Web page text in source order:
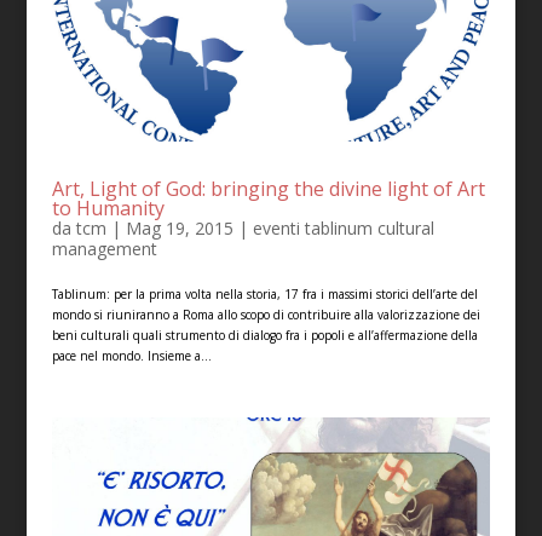
Art, Light of God: bringing the divine light of Art
to Humanity
datcm | Mag 19, 2015 | eventi tablinum cultural
management
Tablinum: per la prima volta nella storia, 17 fra i massimi storici dell’arte del
mondo si riuniranno a Roma allo scopo di contribuire alla valorizzazione dei
beni culturali quali strumento di dialogo fra i popoli e all’affermazione della
pace nel mondo. Insieme a...